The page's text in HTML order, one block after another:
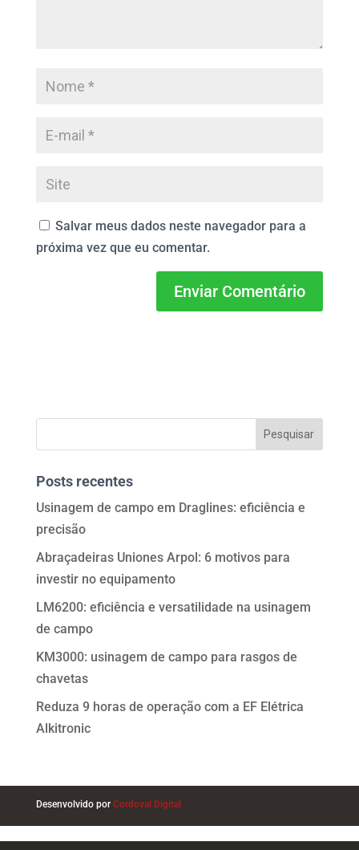
Salvar meus dados neste navegador para a
próxima vez que eu comentar.
Posts recentes
Usinagem de campo em Draglines: eficiência e
precisão
Abraçadeiras Uniones Arpol: 6 motivos para
investir no equipamento
LM6200: eficiência e versatilidade na usinagem
de campo
KM3000: usinagem de campo para rasgos de
chavetas
Reduza 9 horas de operação com a EF Elétrica
Alkitronic
Desenvolvido por Cordoval Digital